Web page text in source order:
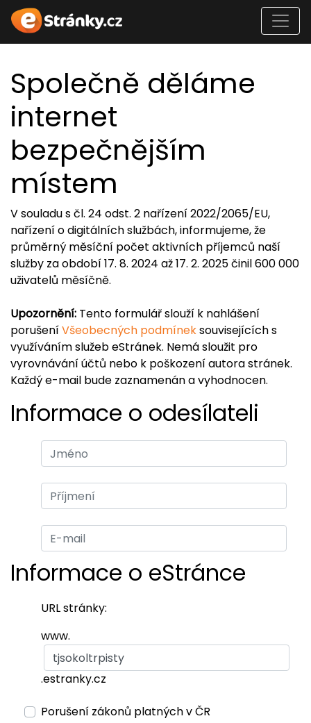
Společně děláme
internet
bezpečnějším
místem
V souladu s čl. 24 odst. 2 nařízení 2022/2065/EU,
nařízení o digitálních službách, informujeme, že
průměrný měsíční počet aktivních příjemců naší
služby za období 17. 8. 2024 až 17. 2. 2025 činil 600 000
uživatelů měsíčně.
Upozornění: Tento formulář slouží k nahlášení
porušeníVšeobecných podmíneksouvisejících s
využíváním služeb eStránek. Nemá sloužit pro
vyrovnávání účtů nebo k poškození autora stránek.
Každý e-mail bude zaznamenán a vyhodnocen.
Informace o odesílateli
Informace o eStránce
URL stránky:
www.
.estranky.cz
Porušení zákonů platných v ČR